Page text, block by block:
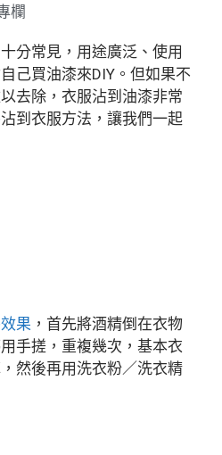
欄
分常見，用途廣泛、使用
己買油漆來DIY。但如果不
去除，衣服沾到油漆非常
沾到衣服方法，讓我們一起
果 ，首先將酒精倒在衣物
手搓，重複幾次，基本衣
然後再用洗衣粉／洗衣精